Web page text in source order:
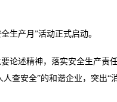
生产月”活动正式启动。
论述精神，落实安全生产责任
查安全”的和谐企业，突出“